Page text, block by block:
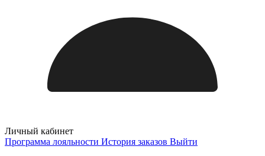
Личный кабинет
Программа лояльности История заказов Выйти